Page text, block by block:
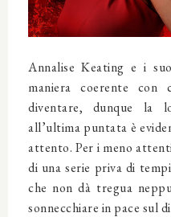
Annalise Keating e i
maniera coerente con
diventare, dunque la
all’ultima puntata è
attento. Per i meno
di una serie priva di
che non dà tregua
sonnecchiare in pace sul